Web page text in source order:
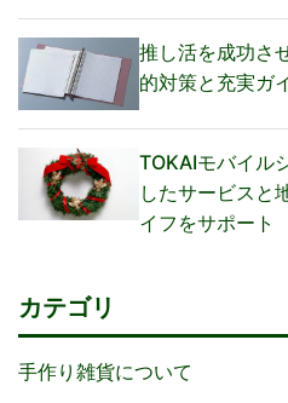
推し活を成功さ
的対策と充実ガ
TOKAIモバイル
したサービスと
イフをサポート
カテゴリ
手作り雑貨について